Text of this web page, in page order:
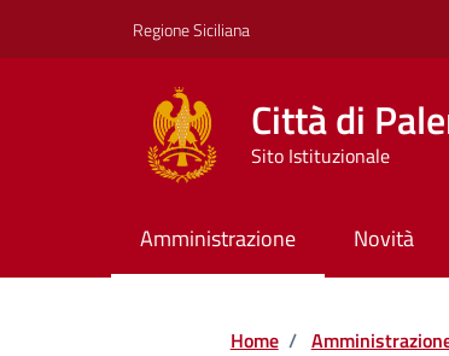
Regione Siciliana
Città di
Sito Istituzionale
Amministrazione Novità
Home /